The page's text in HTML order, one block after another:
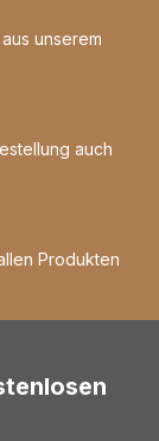
unserem
auch
Produkten